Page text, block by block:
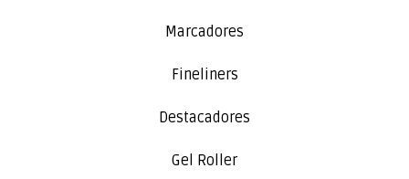
Marcadores
Fineliners
Destacadores
Gel Roller